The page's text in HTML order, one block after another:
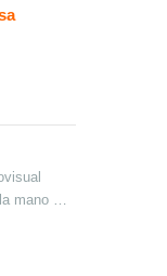
mano de